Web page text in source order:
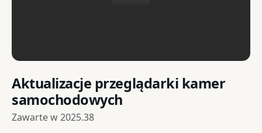
Aktualizacje przeglądarki kamer
samochodowych
Zawarte w2025.38